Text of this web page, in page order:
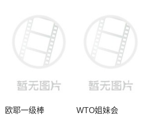
欧耶一级棒 WTO姐妹会